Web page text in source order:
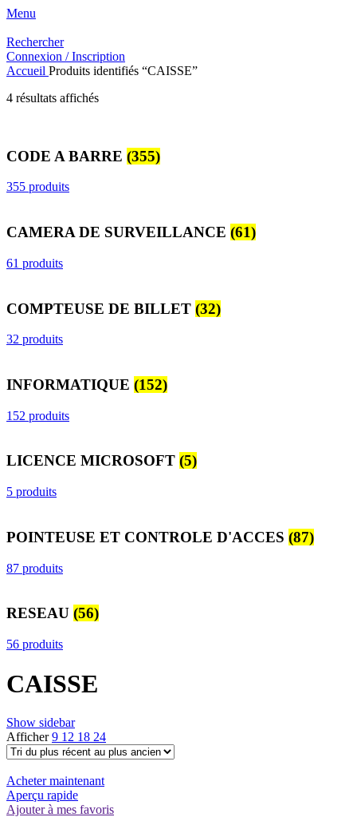
Menu
Rechercher
Connexion / Inscription
Accueil Produits identifiés “CAISSE”
4 résultats affichésTrié
au
CODE A BARRE (355)
355 produits
CAMERA DE SURVEILLANCE (61)
61 produits
COMPTEUSE DE BILLET (32)
32 produits
INFORMATIQUE (152)
152 produits
LICENCE MICROSOFT (5)
5 produits
POINTEUSE ET CONTROLE D'ACCES (87)
87 produits
RESEAU (56)
56 produits
CAISSE
Show sidebar
Afficher9 12 18 24
Acheter maintenant
Aperçu rapide
Ajouter à mes favoris